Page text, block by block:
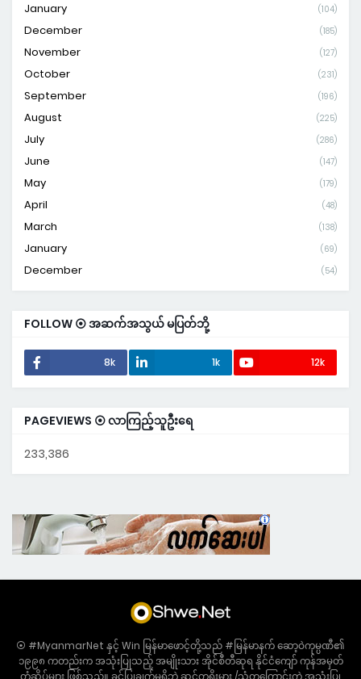
January (104)
December (185)
November (127)
October (231)
September (196)
August (225)
July (286)
June (147)
May (179)
April (48)
March (138)
January (69)
December (54)
FOLLOW ⦿ အဆက်အသွယ် မပြတ်ဘို့
8k 1k 12k
PAGEVIEWS ⦿ လာကြည့်သူဦးရေ
233,386
⦿ #MyanmarNet နှင့် Win မြန်မာဖောင့်တို့သည် #မြန်မာနက် ဆော့ဝဲကုမ္ပဏီ၏
၁၉၉၈ ကတည်းက အသုံးပြုသည့် အမျိုးသား အိုင်စီတီဆုရ နိုင်ငံကျော် ကုန်အမှတ်